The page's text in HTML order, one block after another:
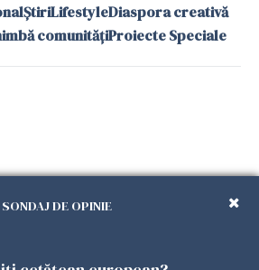
ȘtiriLifestyleDiaspora creativă
comunitățiProiecte Speciale
Gestionați Declarație de
SONDAJ DE OPINIE